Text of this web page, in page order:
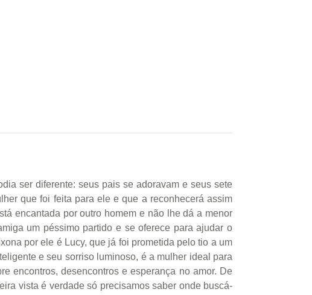
ser diferente: seus pais se adoravam e seus sete
que foi feita para ele e que a reconhecerá assim
encantada por outro homem e não lhe dá a menor
um péssimo partido e se oferece para ajudar o
por ele é Lucy, que já foi prometida pelo tio a um
e seu sorriso luminoso, é a mulher ideal para
encontros, desencontros e esperança no amor. De
vista é verdade só precisamos saber onde buscá-